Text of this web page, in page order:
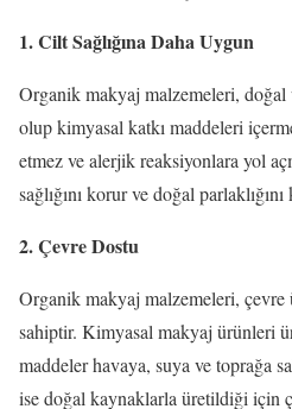
1. Cilt Sağlığına Daha Uygun
Organik makyaj malzemeleri,
olup kimyasal katkı maddeleri
etmez ve alerjik reaksiyonlara yol
sağlığını korur ve doğal
2. Çevre Dostu
Organik makyaj malzemeleri, çevre
sahiptir. Kimyasal makyaj ürünleri
maddeler havaya, suya ve toprağa
ise doğal kaynaklarla üretildiği için